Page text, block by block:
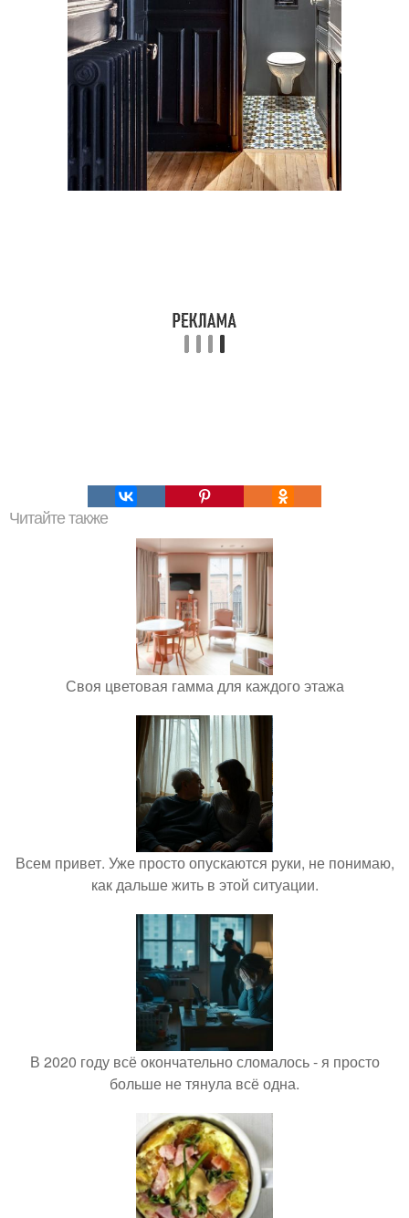
Читайте также
Своя цветовая гамма для каждого этажа
Всем привет. Уже просто опускаются руки, не понимаю,
как дальше жить в этой ситуации.
В 2020 году всё окончательно сломалось - я просто
больше не тянула всё одна.